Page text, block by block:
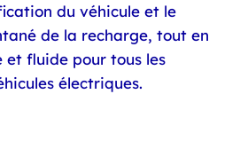
du véhicule et le
de la recharge, tout en
et fluide pour tous les
électriques.